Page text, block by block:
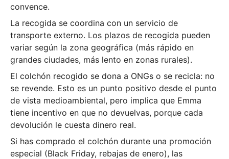
convence.
La recogida se coordina con un servicio de
transporte externo. Los plazos de recogida pueden
variar según la zona geográfica (más rápido en
grandes ciudades, más lento en zonas rurales).
El colchón recogido se dona a ONGs o se recicla: no
se revende. Esto es un punto positivo desde el punto
de vista medioambiental, pero implica que Emma
tiene incentivo en que no devuelvas, porque cada
devolución le cuesta dinero real.
Si has comprado el colchón durante una promoción
especial (Black Friday, rebajas de enero), las